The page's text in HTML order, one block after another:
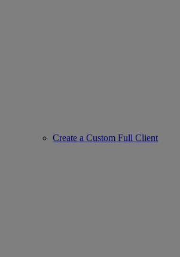
Create a Custom Full Client